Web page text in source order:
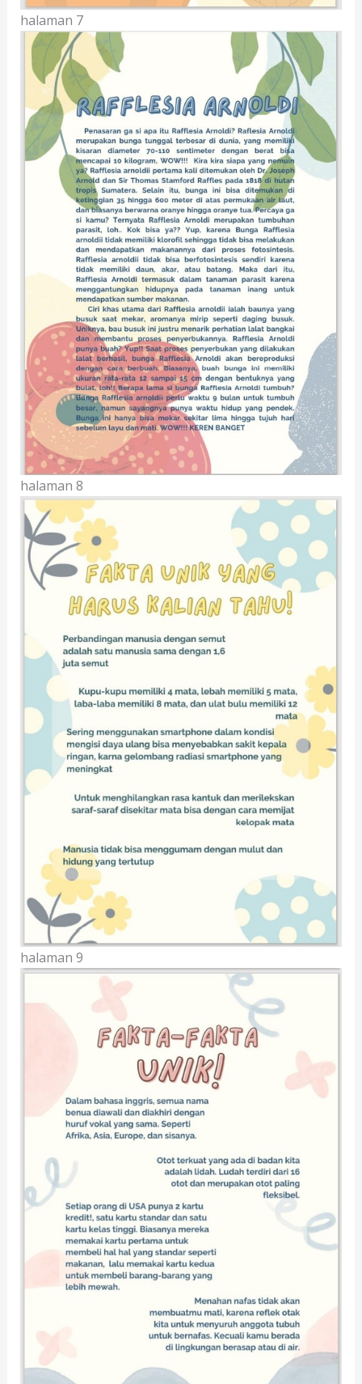
halaman 7
halaman 8
halaman 9